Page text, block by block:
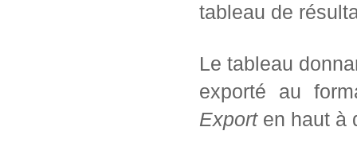
tableau de
Le tableau
exporté au
Exporten haut à